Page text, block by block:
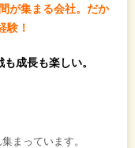
が集まる会社。だか
験！
成長も楽しい。
まっています。